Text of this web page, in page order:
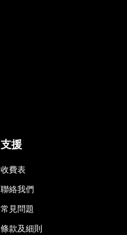
支援
收費表
聯絡我們
常見問題
條款及細則